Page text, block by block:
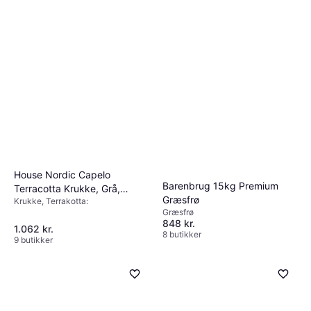
House Nordic Capelo
Terracotta Krukke, Grå,
Ø47x69 Krukke
Krukke, Terrakotta:
1.062 kr.
9 butikker
Barenbrug 15kg Premium
Græsfrø
Græsfrø
848 kr.
8 butikker